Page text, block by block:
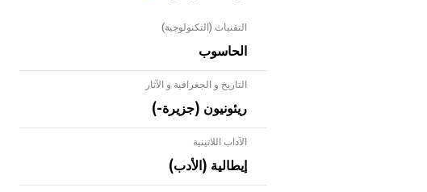
التقنيات (التكنولوجية)
الحاسوب
التاريخ و الجغرافية و الآثار
ريئونيون (جزيرة-)
الآداب اللاتينية
إيطالية (الأدب)